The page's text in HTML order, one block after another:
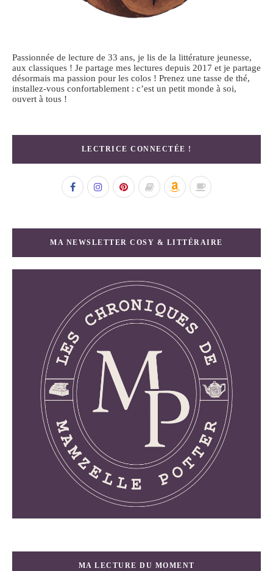
Passionnée de lecture de 33 ans, je lis de la littérature jeunesse,
aux classiques ! Je partage mes lectures depuis 2017 et je partage
désormais ma passion pour les colos ! Prenez une tasse de thé,
installez-vous confortablement : c’est un petit monde à soi,
ouvert à tous !
LECTRICE CONNECTÉE !
MA NEWSLETTER COSY & LITTÉRAIRE
MA LECTURE DU MOMENT